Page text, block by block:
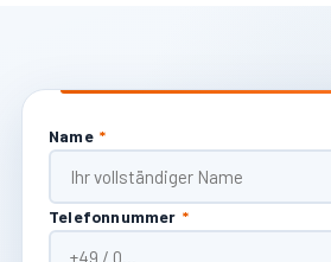
Name *
Telefonnummer *